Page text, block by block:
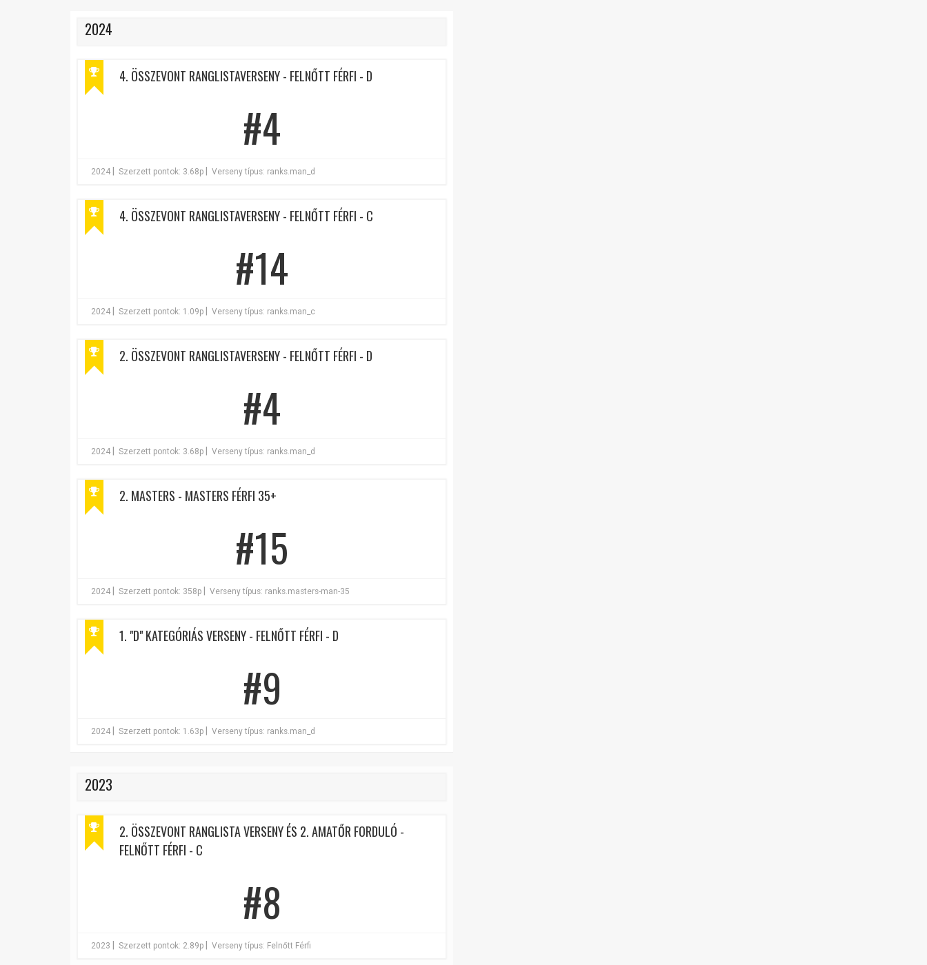
2024
4. ÖSSZEVONT RANGLISTAVERSENY - FELNŐTT FÉRFI - D
#4
2024 Szerzett pontok: 3.68p Verseny típus: ranks.man_d
4. ÖSSZEVONT RANGLISTAVERSENY - FELNŐTT FÉRFI - C
#14
2024 Szerzett pontok: 1.09p Verseny típus: ranks.man_c
2. ÖSSZEVONT RANGLISTAVERSENY - FELNŐTT FÉRFI - D
#4
2024 Szerzett pontok: 3.68p Verseny típus: ranks.man_d
2. MASTERS - MASTERS FÉRFI 35+
#15
2024 Szerzett pontok: 358p Verseny típus: ranks.masters-man-35
1. "D" KATEGÓRIÁS VERSENY - FELNŐTT FÉRFI - D
#9
2024 Szerzett pontok: 1.63p Verseny típus: ranks.man_d
2023
2. ÖSSZEVONT RANGLISTA VERSENY ÉS 2. AMATŐR FORDULÓ -
FELNŐTT FÉRFI - C
#8
2023 Szerzett pontok: 2.89p Verseny típus: Felnőtt Férfi